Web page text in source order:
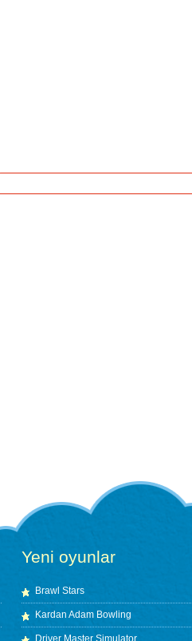
Yeni oyunlar
Brawl Stars
Kardan Adam Bowling
Driver Master Simulator